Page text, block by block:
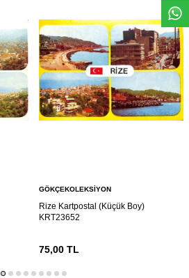
GÖKÇEKOLEKSIYON
Rize Kartpostal (Küçük Boy)
KRT23652
75,00TL